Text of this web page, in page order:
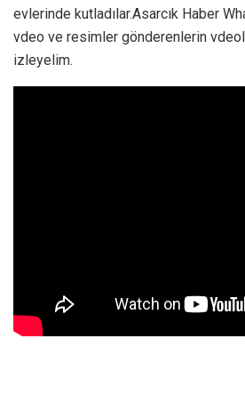
evlerinde kutladılar.Asarcık Haber
vdeo ve resimler gönderenlerin
izleyelim.